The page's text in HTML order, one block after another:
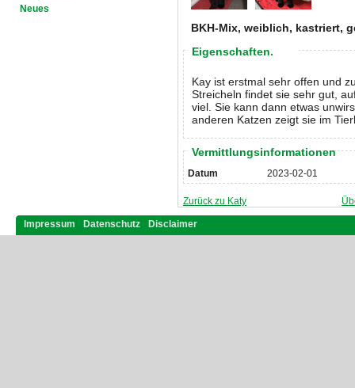
Neues
BKH-Mix, weiblich, kastriert,
Eigenschaften.
Kay ist erstmal sehr offen und
Streicheln findet sie sehr gut,
viel. Sie kann dann etwas
anderen Katzen zeigt sie im
Vermittlungsinformationen
Datum 2023-02-01
Zurück zu Katy
Impressum Datenschutz Disclaimer